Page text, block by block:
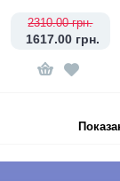
2310.00 грн.
1617.00 грн.